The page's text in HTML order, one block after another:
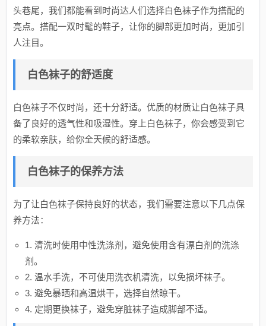
头巷尾，我们都能看到时尚达人们选择白色袜子作为搭配的
亮点。搭配一双时髦的鞋子，让你的脚部更加时尚，更加引
人注目。
白色袜子的舒适度
白色袜子不仅时尚，还十分舒适。优质的材质让白色袜子具
备了良好的透气性和吸湿性。穿上白色袜子，你会感受到它
的柔软亲肤，给你全天候的舒适感。
白色袜子的保养方法
为了让白色袜子保持良好的状态，我们需要注意以下几点保
养方法：
1. 清洗时使用中性洗涤剂，避免使用含有漂白剂的洗涤
剂。
2. 温水手洗，不可使用洗衣机清洗，以免损坏袜子。
3. 避免暴晒和高温烘干，选择自然晾干。
4. 定期更换袜子，避免穿脏袜子造成脚部不适。